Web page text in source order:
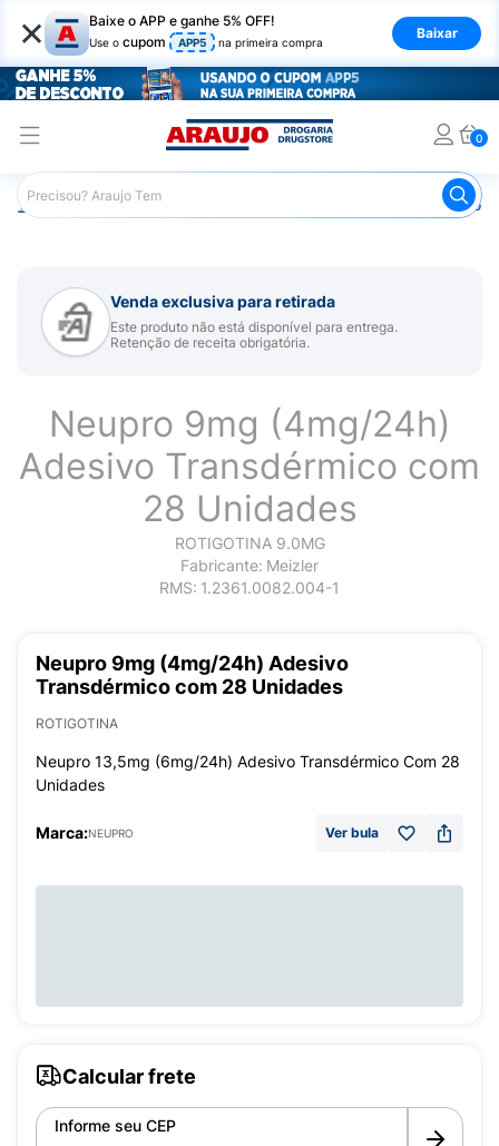
× Baixe o APP e ganhe 5% OFF!
Use o cupom APP5 na primeira compra
Baixar
0
Araujo Medicamentos Remédio para Sistema Nervoso
Venda exclusiva para retirada
Este produto não está disponível para entrega.
Retenção de receita obrigatória.
Neupro 9mg (4mg/24h)
Adesivo Transdérmico com
28 Unidades
ROTIGOTINA 9.0MG
Fabricante: Meizler
RMS: 1.2361.0082.004-1
Neupro 9mg (4mg/24h) Adesivo
Transdérmico com 28 Unidades
ROTIGOTINA
Neupro 13,5mg (6mg/24h) Adesivo Transdérmico Com 28
Unidades
Marca:NEUPRO Ver bula
Calcular frete
Informe seu CEP